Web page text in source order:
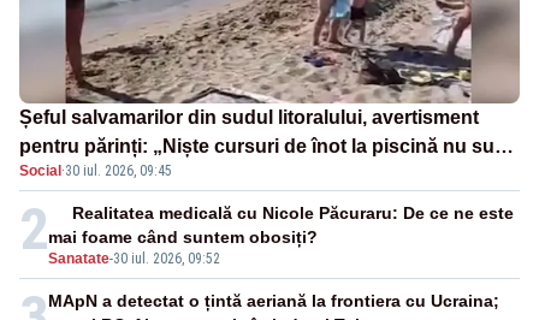
Șeful salvamarilor din sudul litoralului, avertisment
pentru părinți: „Niște cursuri de înot la piscină nu sunt
suficiente”
Social·30 iul. 2026, 09:45
2Sanatate-30 iul. 2026, 09:52
Realitatea medicală cu Nicole Păcuraru: De ce ne este
mai foame când suntem obosiți?
MApN a detectat o țintă aeriană la frontiera cu Ucraina;